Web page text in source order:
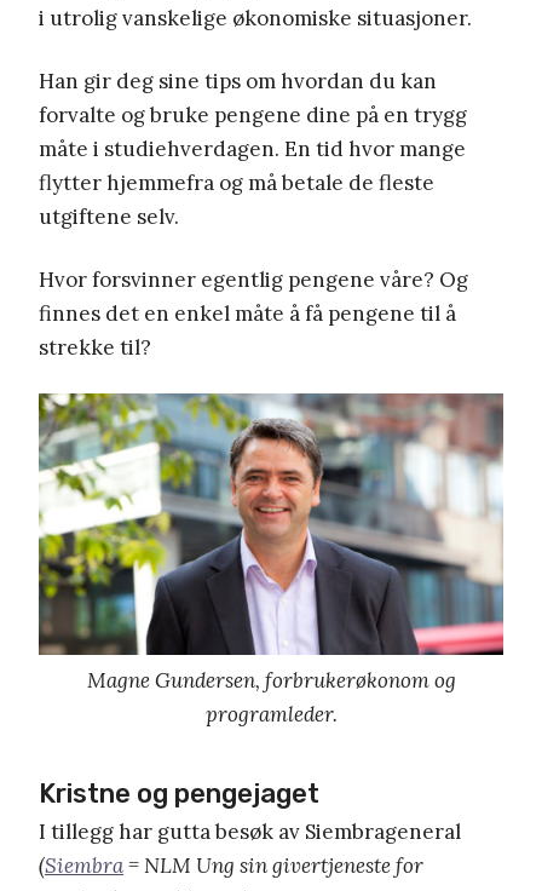
i utrolig vanskelige økonomiske situasjoner.
Han gir deg sine tips om hvordan du kan
forvalte og bruke pengene dine på en trygg
måte i studiehverdagen. En tid hvor mange
flytter hjemmefra og må betale de fleste
utgiftene selv.
Hvor forsvinner egentlig pengene våre? Og
finnes det en enkel måte å få pengene til å
strekke til?
Magne Gundersen, forbrukerøkonom og
programleder.
Kristne og pengejaget
I tillegg har gutta besøk av Siembrageneral
(Siembra= NLM Ung sin givertjeneste for